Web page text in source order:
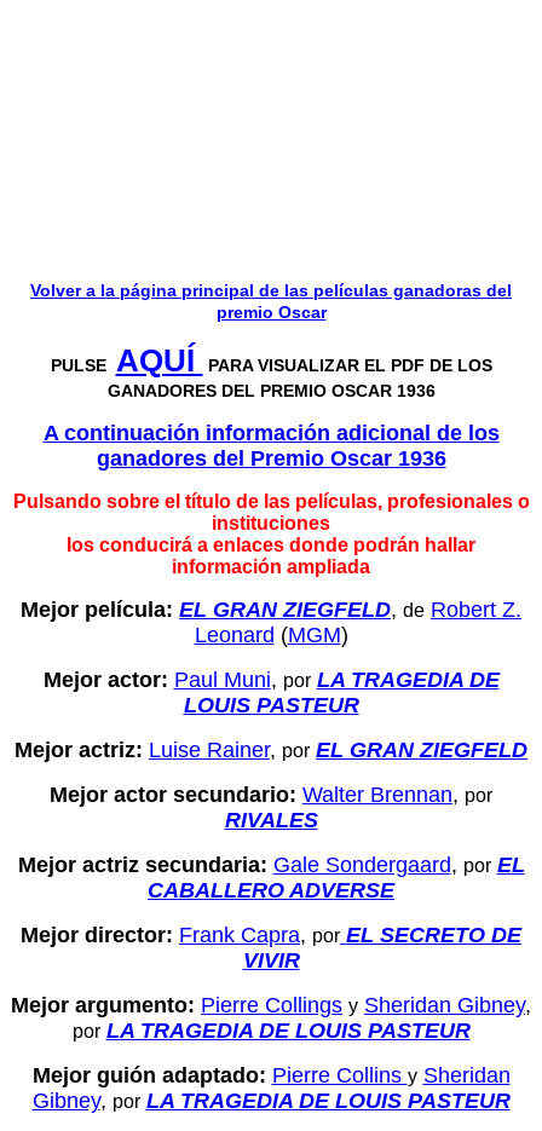
Volver a la página principal de las películas ganadoras del
premio Oscar
PULSE AQUÍ
PARA VISUALIZAR EL PDF DE LOS
GANADORES DEL PREMIO OSCAR 1936
A continuación información adicional de los
ganadores del Premio Oscar 1936
Pulsando sobre el título de las películas, profesionales o
instituciones
los conducirá a enlaces donde podrán hallar
información ampliada
Mejor película: EL GRAN ZIEGFELD, de Robert Z.
Leonard (MGM)
Mejor actor: Paul Muni, por LA TRAGEDIA DE
LOUIS PASTEUR
Mejor actriz: Luise Rainer, por EL GRAN ZIEGFELD
Mejor actor secundario: Walter Brennan, por
RIVALES
Mejor actriz secundaria: Gale Sondergaard, por EL
CABALLERO ADVERSE
Mejor director: Frank Capra, por EL SECRETO DE
VIVIR
Mejor argumento: Pierre Collings y Sheridan Gibney,
por LA TRAGEDIA DE LOUIS PASTEUR
Mejor guión adaptado: Pierre Collins y Sheridan
Gibney, por LA TRAGEDIA DE LOUIS PASTEUR